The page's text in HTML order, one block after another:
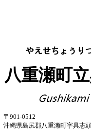
八重瀬町
〒901-0512
沖縄県島尻郡八重瀬町字具志